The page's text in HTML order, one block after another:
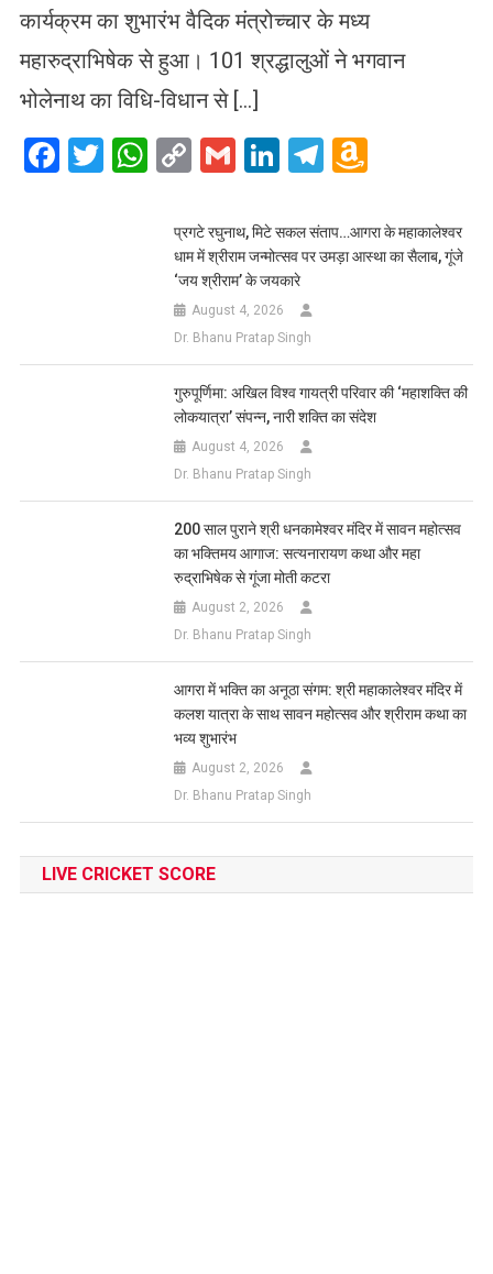
कार्यक्रम का शुभारंभ वैदिक मंत्रोच्चार के मध्य
महारुद्राभिषेक से हुआ। 101 श्रद्धालुओं ने भगवान
भोलेनाथ का विधि-विधान से […]
Facebook
Twitter
WhatsApp
CopyGmailLinkedIn
Telegram
List
प्रगटे रघुनाथ, मिटे सकल संताप…आगरा के महाकालेश्वर
धाम में श्रीराम जन्मोत्सव पर उमड़ा आस्था का सैलाब, गूंजे
‘जय श्रीराम’ के जयकारे
August 4, 2026
Dr. Bhanu Pratap Singh
गुरुपूर्णिमा: अखिल विश्व गायत्री परिवार की ‘महाशक्ति की
लोकयात्रा’ संपन्न, नारी शक्ति का संदेश
August 4, 2026
Dr. Bhanu Pratap Singh
200 साल पुराने श्री धनकामेश्वर मंदिर में सावन महोत्सव
का भक्तिमय आगाज: सत्यनारायण कथा और महा
रुद्राभिषेक से गूंजा मोती कटरा
August 2, 2026
Dr. Bhanu Pratap Singh
आगरा में भक्ति का अनूठा संगम: श्री महाकालेश्वर मंदिर में
कलश यात्रा के साथ सावन महोत्सव और श्रीराम कथा का
भव्य शुभारंभ
August 2, 2026
Dr. Bhanu Pratap Singh
LIVE CRICKET SCORE